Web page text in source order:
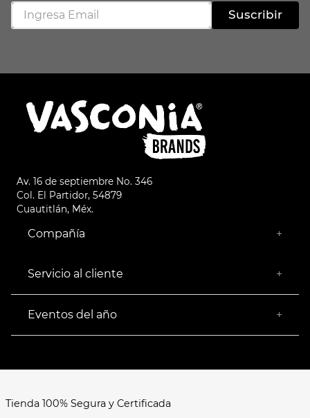
Suscribir
Av. 16 de septiembre No. 346
Col. El Partidor, 54879
Cuautitlán, Méx.
Compañía +
Empresa Socialmente Responsable
Servicio al cliente +
Facturación
Devoluciones
Formas de Pago
Eventos del año +
Buen Fin
Tienda 100% Segura y Certificada